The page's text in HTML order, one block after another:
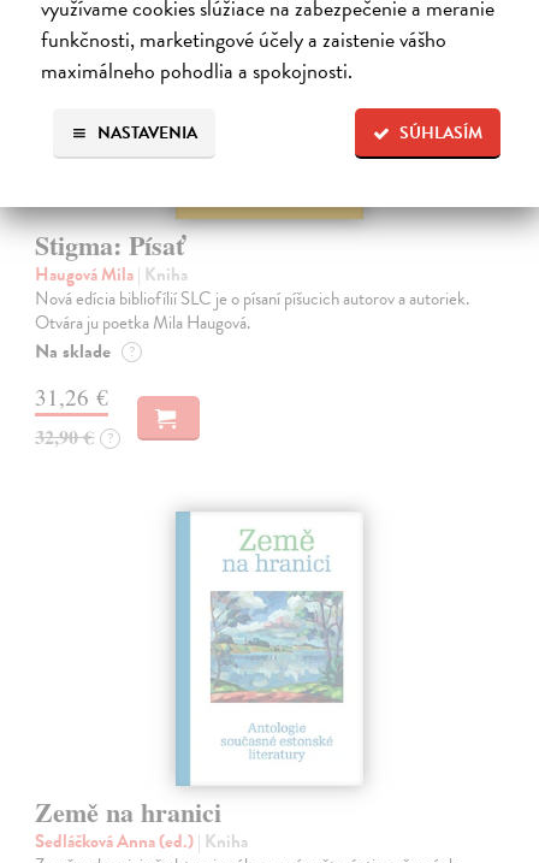
využívame cookies slúžiace na zabezpečenie a meranie
funkčnosti, marketingové účely a zaistenie vášho
maximálneho pohodlia a spokojnosti.
SÚHLASÍM
NASTAVENIA
Stigma: Písať
Haugová Mila| Kniha
Nová edícia bibliofílií SLC je o písaní píšucich autorov a autoriek.
Otvára ju poetka Mila Haugová.
Na sklade ?
31,26 €
32,90 € ?
Země na hranici
Sedláčková Anna (ed.)| Kniha